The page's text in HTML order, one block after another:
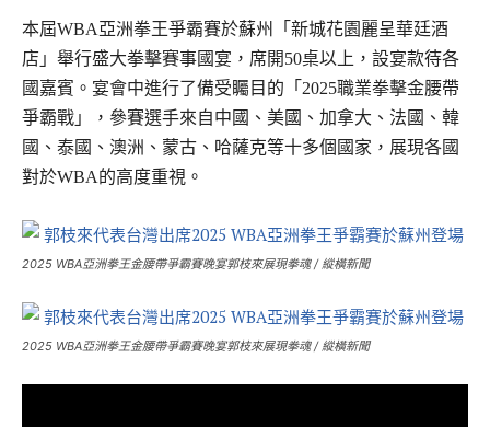
本屆WBA亞洲拳王爭霸賽於蘇州「新城花園麗呈華廷酒
店」舉行盛大拳擊賽事國宴，席開50桌以上，設宴款待各
國嘉賓。宴會中進行了備受矚目的「2025職業拳擊金腰帶
爭霸戰」，參賽選手來自中國、美國、加拿大、法國、韓
國、泰國、澳洲、蒙古、哈薩克等十多個國家，展現各國
對於WBA的高度重視。
2025 WBA亞洲拳王金腰帶爭霸賽晚宴郭枝來展現拳魂 / 縱橫新聞
2025 WBA亞洲拳王金腰帶爭霸賽晚宴郭枝來展現拳魂 / 縱橫新聞